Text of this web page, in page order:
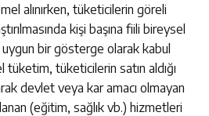
alınırken, tüketicilerin göreli
kişi başına fiili bireysel
bir gösterge olarak kabul
tüketicilerin satın aldığı
devlet veya kar amacı olmayan
(eğitim, sağlık vb.) hizmetleri